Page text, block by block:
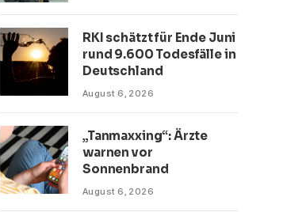
RKI schätzt für Ende Juni
rund 9.600 Todesfälle in
Deutschland
August 6, 2026
„Tanmaxxing“: Ärzte
warnen vor
Sonnenbrand
August 6, 2026